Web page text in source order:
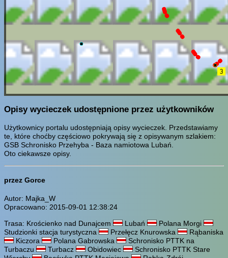
Opisy wycieczek udostępnione przez użytkowników
Użytkownicy portalu udostępniają opisy wycieczek. Przedstawiamy
te, które choćby częściowo pokrywają się z opisywanym szlakiem:
GSB Schronisko Przehyba - Baza namiotowa Lubań.
Oto ciekawsze opisy.
przez Gorce
Autor: Majka_W
Opracowano: 2015-09-01 12:38:24
Trasa: Krościenko nad Dunajcem
Lubań
Polana Morgi
Studzionki stacja turystyczna
Przełęcz Knurowska
Rąbaniska
Kiczora
Polana Gabrowska
Schronisko PTTK na
Turbaczu
Turbacz Obidowiec
Schronisko PTTK Stare